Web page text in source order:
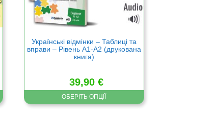
Українські відмінки – Таблиці та
вправи – Рівень А1-А2 (друкована
книга)
39,90€
ОБЕРІТЬ ОПЦІЇ
сторінці
товару